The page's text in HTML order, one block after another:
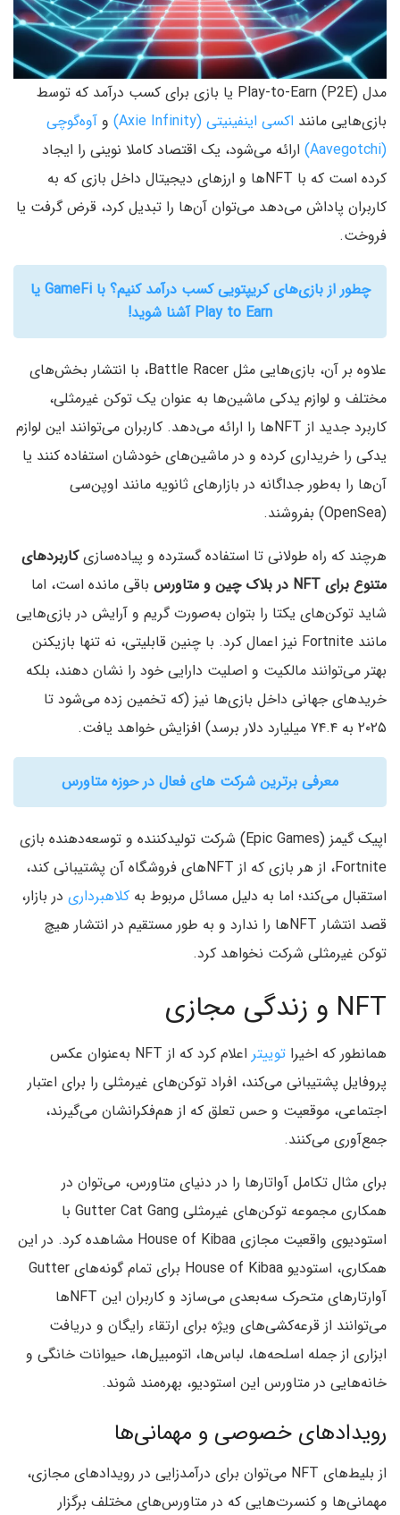
مدل Play-to-Earn (P2E) یا بازی برای کسب درآمد که توسط
بازی‌هایی مانند اکسی اینفینیتی (Axie Infinity) و آوه‌گوچی
(Aavegotchi)
ارائه می‌شود، یک اقتصاد کاملا نوینی را ایجاد
کرده است که با NFTها و ارزهای دیجیتال داخل بازی که به
کاربران پاداش می‌دهد می‌توان آن‌ها را تبدیل کرد، قرض گرفت یا
فروخت.
چطور از بازی‌های کریپتویی کسب درآمد کنیم؟ با GameFi‌ یا
Play to Earn آشنا شوید!
علاوه بر آن، بازی‌هایی مثل Battle Racer، با انتشار بخش‌های
مختلف و لوازم یدکی ماشین‌ها به عنوان یک توکن غیرمثلی،
کاربرد جدید از NFTها را ارائه می‌دهد. کاربران می‌توانند این لوازم
یدکی را خریداری کرده و در ماشین‌های خودشان استفاده کنند یا
آن‌ها را به‌طور جداگانه در بازارهای ثانویه مانند اوپن‌سی
(OpenSea) بفروشند.
هرچند که راه طولانی تا استفاده گسترده و پیاده‌سازیکاربردهای
متنوع برای NFT در بلاک چین و متاورس
باقی‌ مانده است، اما
شاید توکن‌های یکتا را بتوان به‌صورت گریم و آرایش در بازی‌هایی
مانند Fortnite نیز اعمال کرد. با چنین قابلیتی، نه تنها بازیکنن
بهتر می‌توانند مالکیت و اصلیت دارایی خود را نشان دهند، بلکه
خریدهای جهانی داخل بازی‌ها نیز (که تخمین زده می‌شود تا
۲۰۲۵ به ۷۴.۴ میلیارد دلار برسد) افزایش خواهد یافت.
معرفی برترین شرکت های فعال در حوزه متاورس
اپیک گیمز (Epic Games) شرکت تولیدکننده و توسعه‌دهنده بازی
Fortnite، از هر بازی که از NFTهای فروشگاه آن پشتیبانی کند،
استقبال می‌کند؛ اما به دلیل مسائل مربوط به کلاهبرداری در بازار،
قصد انتشار NFT‌ها را ندارد و به طور مستقیم در انتشار هیچ
توکن غیرمثلی شرکت نخواهد کرد.
NFT و زندگی مجازی
همانطور که اخیرا توییتر
اعلام کرد که از NFT‌ به‌عنوان عکس
پروفایل پشتیبانی می‌کند، افراد توکن‌های غیرمثلی را برای اعتبار
اجتماعی، موقعیت و حس تعلق که از هم‌فکرانشان می‌گیرند،
جمع‌آوری می‌کنند.
برای مثال تکامل آواتارها را در دنیای متاورس، می‌توان در
همکاری مجموعه توکن‌های غیرمثلی Gutter Cat Gang با
استودیوی واقعیت مجازی House of Kibaa مشاهده کرد. در این
همکاری، استودیو House of Kibaa برای تمام گونه‌های Gutter
آوارتارهای متحرک سه‌بعدی می‌سازد و کاربران این NFTها
می‌توانند از قرعه‌کشی‌های ویژه برای ارتقاء رایگان و دریافت
ابزاری از جمله اسلحه‌ها، لباس‌ها، اتومبیل‌ها، حیوانات خانگی و
خانه‌هایی در متاورس این استودیو، بهره‌مند شوند.
رویدادهای خصوصی و مهمانی‌ها
از بلیط‌های NFT می‌توان برای درآمدزایی در رویداد‌های مجازی،
مهمانی‌ها و کنسرت‌هایی که در متاورس‌های مختلف برگزار